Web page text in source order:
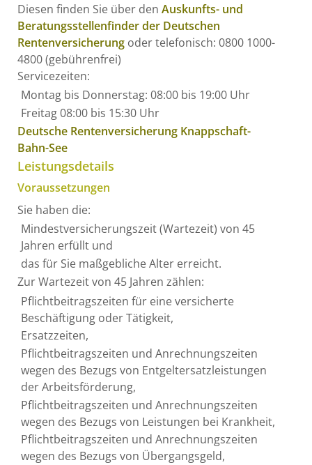
Diesen finden Sie über den Auskunfts- und
Beratungsstellenfinder der Deutschen
Rentenversicherung oder telefonisch: 0800 1000-
4800 (gebührenfrei)
Servicezeiten:
Montag bis Donnerstag: 08:00 bis 19:00 Uhr
Freitag 08:00 bis 15:30 Uhr
Deutsche Rentenversicherung Knappschaft-
Bahn-See
Leistungsdetails
Voraussetzungen
Sie haben die:
Mindestversicherungszeit (Wartezeit) von 45
Jahren erfüllt und
das für Sie maßgebliche Alter erreicht.
Zur Wartezeit von 45 Jahren zählen:
Pflichtbeitragszeiten für eine versicherte
Beschäftigung oder Tätigkeit,
Ersatzzeiten,
Pflichtbeitragszeiten und Anrechnungszeiten
wegen des Bezugs von Entgeltersatzleistungen
der Arbeitsförderung,
Pflichtbeitragszeiten und Anrechnungszeiten
wegen des Bezugs von Leistungen bei Krankheit,
Pflichtbeitragszeiten und Anrechnungszeiten
wegen des Bezugs von Übergangsgeld,